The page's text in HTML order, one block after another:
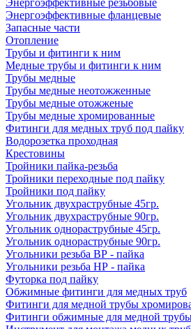
Энергоэффективные фланцевые
Запасные части
Отопление
Трубы и фитинги к ним
Медные трубы и фитинги к ним
Трубы медные
Трубы медные неотожженные
Трубы медные отожженые
Трубы медные хромированные
Фитинги для медных труб под пайку
Водорозетка проходная
Крестовины
Тройники пайка-резьба
Тройники переходные под пайку
Тройники под пайку
Угольник двухраструбные 45гр.
Угольник двухраструбные 90гр.
Угольник однораструбные 45гр.
Угольник однораструбные 90гр.
Угольники резьба ВР - пайка
Угольники резьба НР - пайка
Футорка под пайку
Обжимные фитинги для медных труб
Фитинги для медной трубы
Фитинги обжимные для медной